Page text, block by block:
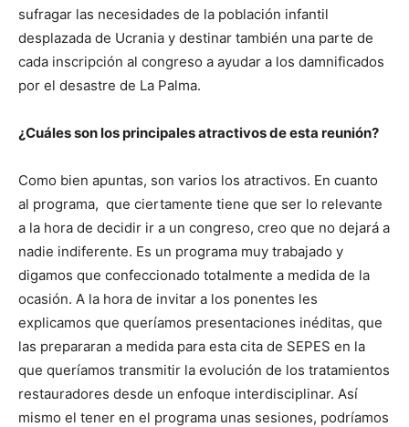
sufragar las necesidades de la población infantil
desplazada de Ucrania y destinar también una parte de
cada inscripción al congreso a ayudar a los damnificados
por el desastre de La Palma.
¿Cuáles son los principales atractivos de esta reunión?
Como bien apuntas, son varios los atractivos. En cuanto
al programa, que ciertamente tiene que ser lo relevante
a la hora de decidir ir a un congreso, creo que no dejará a
nadie indiferente. Es un programa muy trabajado y
digamos que confeccionado totalmente a medida de la
ocasión. A la hora de invitar a los ponentes les
explicamos que queríamos presentaciones inéditas, que
las prepararan a medida para esta cita de SEPES en la
que queríamos transmitir la evolución de los tratamientos
restauradores desde un enfoque interdisciplinar. Así
mismo el tener en el programa unas sesiones, podríamos